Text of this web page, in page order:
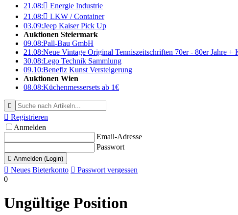
21.08: Energie Industrie
21.08: LKW / Container
03.09:Jeep Kaiser Pick Up
Auktionen Steiermark
09.08:Pall-Bau GmbH
21.08:Neue Vintage Original Tenniszeitschriften 70er - 80er Jahre +
30.08:Lego Technik Sammlung
09.10:Benefiz Kunst Versteigerung
Auktionen Wien
08.08:Küchenmessersets ab 1€

 Registrieren
Anmelden
Email-Adresse
Passwort
 Anmelden (Login)
 Neues Bieterkonto  Passwort vergessen
0
Ungültige Position